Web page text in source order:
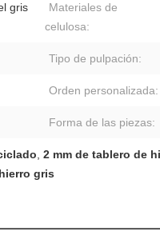
gris
Materiales de
celulosa:
Tipo de pulpación:
Orden personalizada:
Forma de las piezas:
, 2 mm de tablero de
gris